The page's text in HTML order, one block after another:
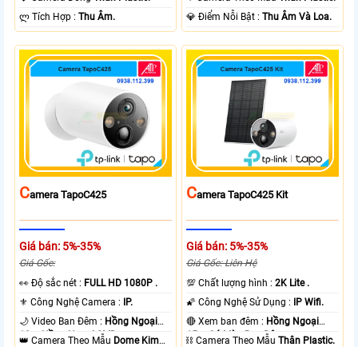
️ლ Tích Hợp :Thu Âm.
️💎 Điểm Nỗi Bật :Thu Âm Và Loa.
CAmera TapoC425
Giá bán: 5%-35%
Giá Gốc:
️👀 Độ sắc nét : FULL HD 1080P .
⚜️ Công Nghệ Camera : IP.
🌙 Video Ban Đêm : Hồng Ngoại
10m Hồng Ngoại SMD.
👑 Camera Theo Mẫu Dome Kim
CAmera TapoC425 Kit
Giá bán: 5%-35%
Giá Gốc: Liên Hệ
💯 Chất lượng hình :2K Lite .
🌠 Công Nghệ Sử Dụng : IP Wifi.
🔴 Xem ban đêm : Hồng Ngoại
15m Có Màu Ban Ðêm.
⛓ Camera Theo MẫuThân Plastic.